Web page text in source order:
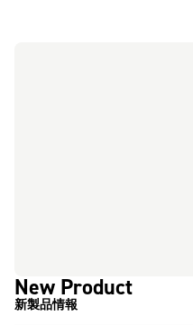
New Product
新製品情報